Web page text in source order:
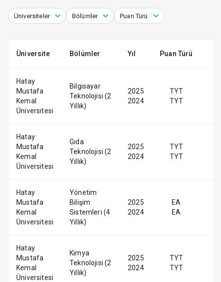
Üniversiteler Bölümler Puan Türü
Üniversite Bölümler Yıl Puan Türü
Hatay
Mustafa
Kemal
Üniversitesi
Bilgisayar
Teknolojisi (2
Yıllık)
2025
2024
TYT
TYT
Hatay
Mustafa
Kemal
Üniversitesi
Gıda
Teknolojisi (2
Yıllık)
2025
2024
TYT
TYT
Hatay
Mustafa
Kemal
Üniversitesi
Yönetim
Bilişim
Sistemleri (4
Yıllık)
2025
2024
EA
EA
Hatay
Mustafa
Kemal
Üniversitesi
Kimya
Teknolojisi (2
Yıllık)
2025
2024
TYT
TYT